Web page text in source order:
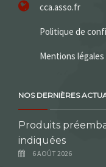
cca.asso.fr
Politique de
Mentions légales
NOS DERNIÈRES
Produits
indiquées
6 AOÛT 2026